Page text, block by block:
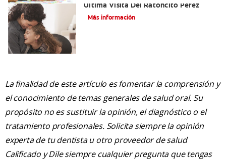
Última Visita Del Ratoncito Pérez
Más información
La finalidad de este artículo es fomentar la comprensión y
el conocimiento de temas generales de salud oral. Su
propósito no es sustituir la opinión, el diagnóstico o el
tratamiento profesionales. Solicita siempre la opinión
experta de tu dentista u otro proveedor de salud
Calificado y Dile siempre cualquier pregunta que tengas